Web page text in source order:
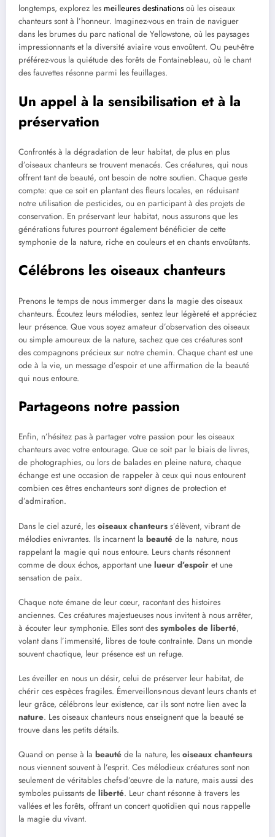
longtemps, explorez les meilleures destinations où les oiseaux
chanteurs sont à l’honneur. Imaginez-vous en train de naviguer
dans les brumes du parc national de Yellowstone, où les paysages
impressionnants et la diversité aviaire vous envoûtent. Ou peut-être
préférez-vous la quiétude des forêts de Fontainebleau, où le chant
des fauvettes résonne parmi les feuillages.
Un appel à la sensibilisation et à la
préservation
Confrontés à la dégradation de leur habitat, de plus en plus
d’oiseaux chanteurs se trouvent menacés. Ces créatures, qui nous
offrent tant de beauté, ont besoin de notre soutien. Chaque geste
compte: que ce soit en plantant des fleurs locales, en réduisant
notre utilisation de pesticides, ou en participant à des projets de
conservation. En préservant leur habitat, nous assurons que les
générations futures pourront également bénéficier de cette
symphonie de la nature, riche en couleurs et en chants envoûtants.
Célébrons les oiseaux chanteurs
Prenons le temps de nous immerger dans la magie des oiseaux
chanteurs. Écoutez leurs mélodies, sentez leur légèreté et appréciez
leur présence. Que vous soyez amateur d’observation des oiseaux
ou simple amoureux de la nature, sachez que ces créatures sont
des compagnons précieux sur notre chemin. Chaque chant est une
ode à la vie, un message d’espoir et une affirmation de la beauté
qui nous entoure.
Partageons notre passion
Enfin, n’hésitez pas à partager votre passion pour les oiseaux
chanteurs avec votre entourage. Que ce soit par le biais de livres,
de photographies, ou lors de balades en pleine nature, chaque
échange est une occasion de rappeler à ceux qui nous entourent
combien ces êtres enchanteurs sont dignes de protection et
d’admiration.
Dans le ciel azuré, les oiseaux chanteurs s’élèvent, vibrant de
mélodies enivrantes. Ils incarnent la beauté de la nature, nous
rappelant la magie qui nous entoure. Leurs chants résonnent
comme de doux échos, apportant une lueur d’espoir et une
sensation de paix.
Chaque note émane de leur cœur, racontant des histoires
anciennes. Ces créatures majestueuses nous invitent à nous arrêter,
à écouter leur symphonie. Elles sont des symboles de liberté,
volant dans l’immensité, libres de toute contrainte. Dans un monde
souvent chaotique, leur présence est un refuge.
Les éveiller en nous un désir, celui de préserver leur habitat, de
chérir ces espèces fragiles. Émerveillons-nous devant leurs chants et
leur grâce, célébrons leur existence, car ils sont notre lien avec la
nature. Les oiseaux chanteurs nous enseignent que la beauté se
trouve dans les petits détails.
Quand on pense à la beauté de la nature, les oiseaux chanteurs
nous viennent souvent à l’esprit. Ces mélodieux créatures sont non
seulement de véritables chefs-d’œuvre de la nature, mais aussi des
symboles puissants de liberté. Leur chant résonne à travers les
vallées et les forêts, offrant un concert quotidien qui nous rappelle
la magie du vivant.